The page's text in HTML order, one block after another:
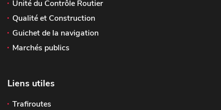
Unité du Contrôle Routier
Qualité et Construction
Guichet de la navigation
Marchés publics
Liens utiles
Trafiroutes